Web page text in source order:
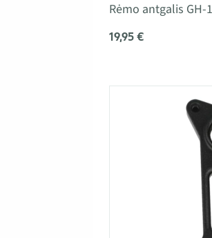
Rėmo antgalis GH-
19,95 €